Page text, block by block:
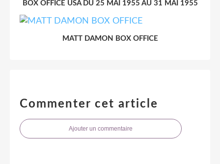
BOX OFFICE USA DU 25 MAI 1955 AU 31 MAI 1955
MATT DAMON BOX OFFICE
Commenter cet article
Ajouter un commentaire